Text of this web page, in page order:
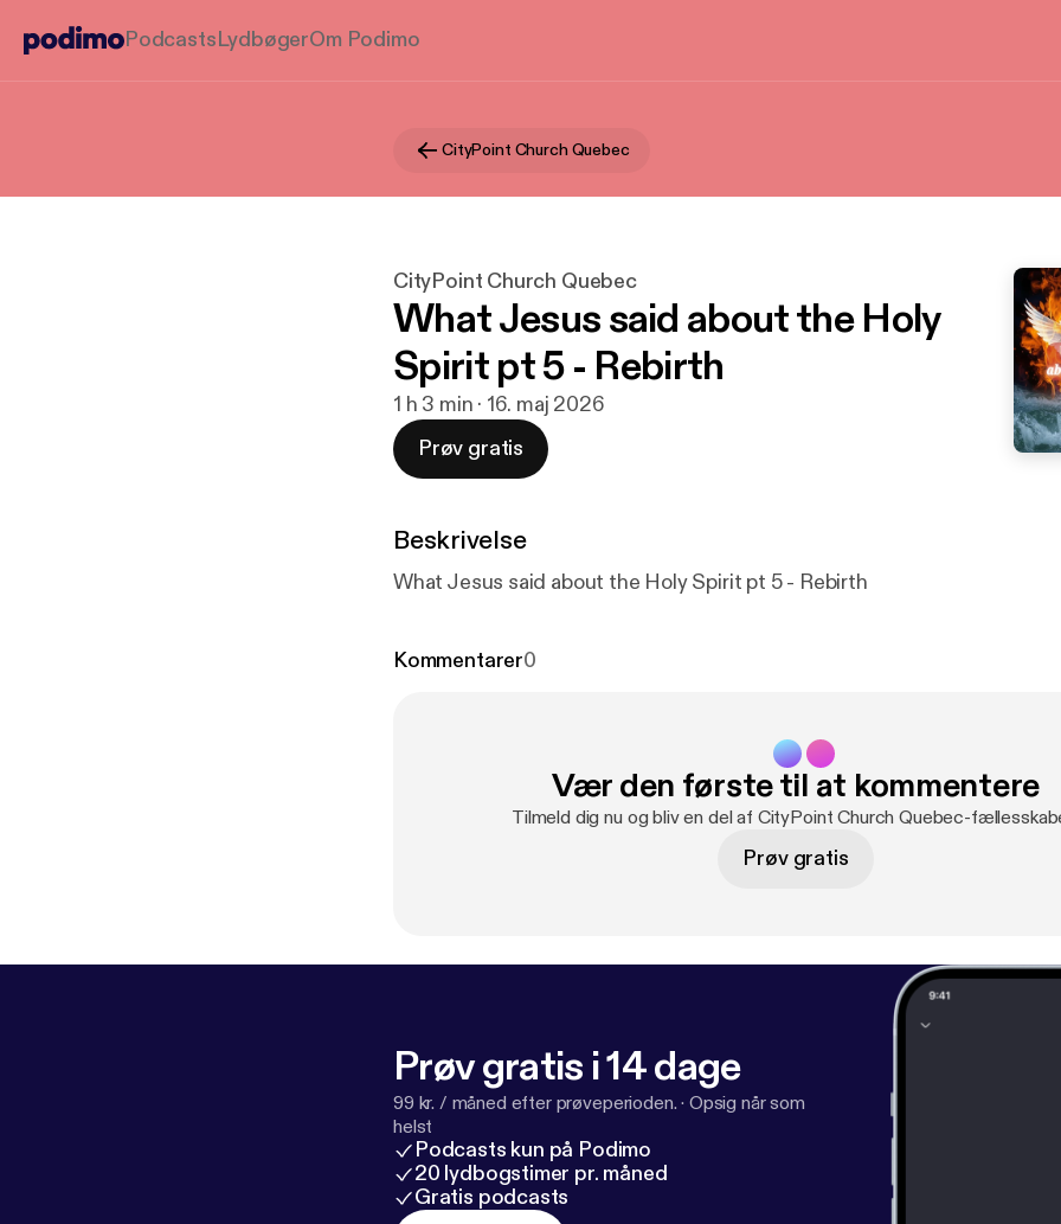
PodcastsLydbøgerOm Podimo
CityPoint Church Quebec
CityPoint Church Quebec
What Jesus said about the Holy
Spirit pt 5 - Rebirth
1 h 3 min · 16. maj 2026
Prøv gratis
Beskrivelse
What Jesus said about the Holy Spirit pt 5 - Rebirth
Kommentarer0
Vær den første til at kommentere
Tilmeld dig nu og bliv en del af CityPoint Church Quebec-
Prøv gratis
Prøv gratis i 14 dage
99 kr. / måned efter prøveperioden. · Opsig når som
helst
Podcasts kun på Podimo
20 lydbogstimer pr. måned
Gratis podcasts